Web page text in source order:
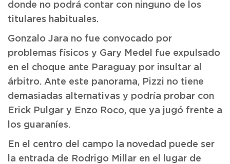
donde no podrá contar con ninguno de los
titulares habituales.
Gonzalo Jara no fue convocado por
problemas físicos y Gary Medel fue expulsado
en el choque ante Paraguay por insultar al
árbitro. Ante este panorama, Pizzi no tiene
demasiadas alternativas y podría probar con
Erick Pulgar y Enzo Roco, que ya jugó frente a
los guaraníes.
En el centro del campo la novedad puede ser
la entrada de Rodrigo Millar en el lugar de